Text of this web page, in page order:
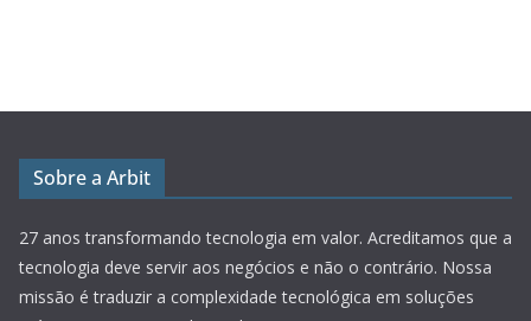
Sobre a Arbit
27 anos transformando tecnologia em valor. Acreditamos que a
tecnologia deve servir aos negócios e não o contrário. Nossa
missão é traduzir a complexidade tecnológica em soluções